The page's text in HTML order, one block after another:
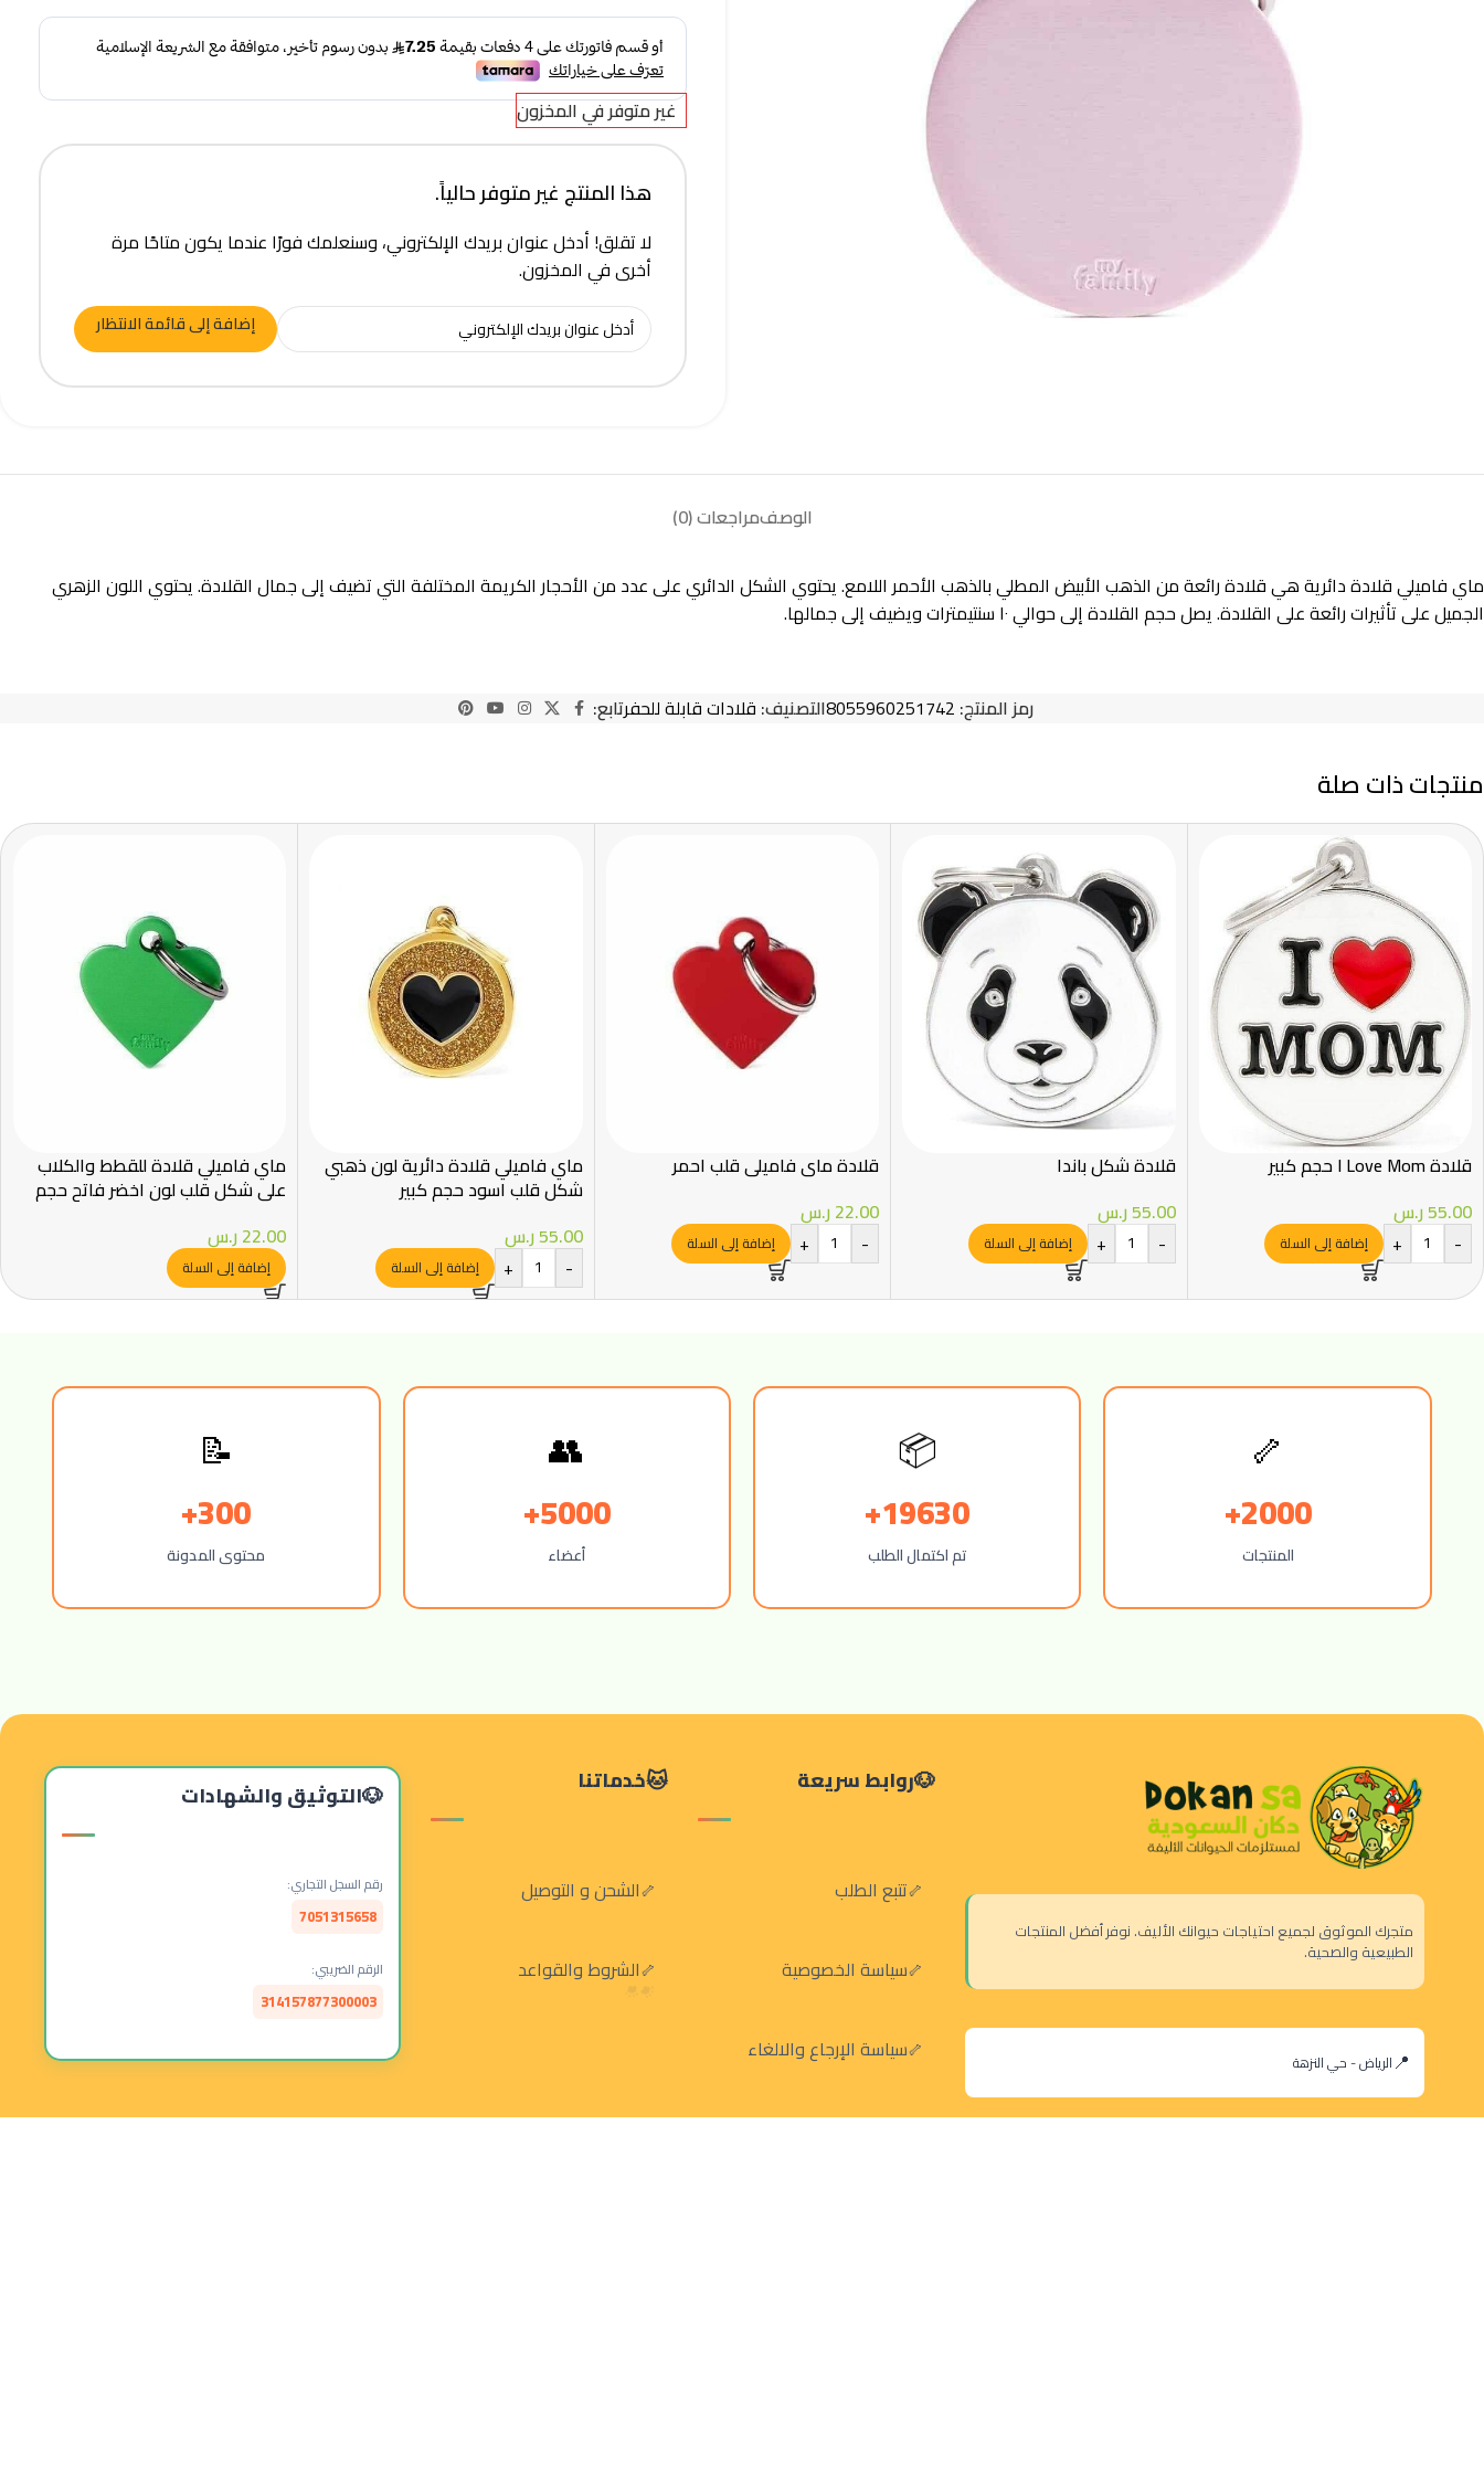
غير متوفر في المخزون
هذا المنتج غير متوفر حالياً.
لا تقلق! أدخل عنوان بريدك الإلكتروني، وسنعلمك فورًا عندما يكون متاحًا مرة
أخرى في المخزون.
إضافة إلى قائمة الانتظار
الوصفمراجعات (0)
ماي فاميلي قلادة دائرية هي قلادة رائعة من الذهب الأبيض المطلي بالذهب الأحمر اللامع. يحتوي الشكل الدائري على عدد من الأحجار الكريمة المختلفة التي تضيف إلى جمال القلادة. يحتوي اللون الزهري
الجميل على تأثيرات رائعة على القلادة. يصل حجم القلادة إلى حوالي ١٠ سنتيمترات ويضيف إلى جمالها.
رمز المنتج: 8055960251742التصنيف: قلادات قابلة للحفرتابع:
منتجات ذات صلة
قلادة I Love Mom حجم كبير
55.00ر.س
-
+ إضافة إلى السلة
قلادة شكل باندا
55.00ر.س
-
+ إضافة إلى السلة
قلادة ماي فاميلي قلب احمر
22.00ر.س
-
+ إضافة إلى السلة
ماي فاميلي قلادة دائرية لون ذهبي
شكل قلب اسود حجم كبير
55.00ر.س
-
+ إضافة إلى السلة
ماي فاميلي قلادة للقطط والكلاب
علي شكل قلب لون اخضر فاتح حجم
22.00ر.س
إضافة إلى السلة
🦴
2000+
المنتجات
📦
19630+
تم اكتمال الطلب
👥
5000+
أعضاء
📝
300+
محتوى المدونة
متجرك الموثوق لجميع احتياجات حيوانك الأليف. نوفر أفضل المنتجات
الطبيعية والصحية.
الرياض - حي النزهة
روابط سريعة
تتبع الطلب
سياسة الخصوصية
سياسة الإرجاع والالغاء
خدماتنا
الشحن و التوصيل
الشروط والقواعد
التوثيق والشهادات
رقم السجل التجاري:
7051315658
الرقم الضريبي:
314157877300003